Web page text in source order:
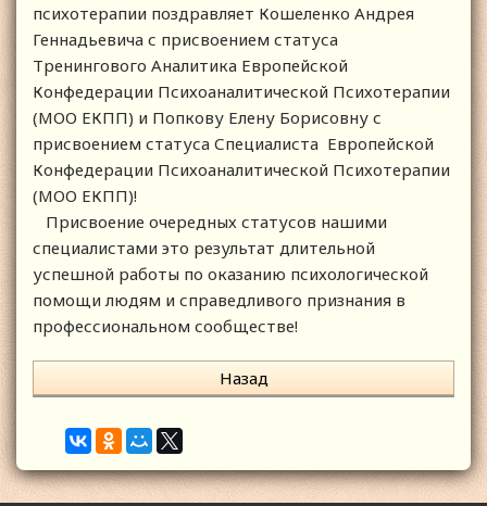
психотерапии поздравляет Кошеленко Андрея
Геннадьевича с присвоением статуса
Тренингового Аналитика Европейской
Конфедерации Психоаналитической Психотерапии
(МОО ЕКПП) и Попкову Елену Борисовну с
присвоением статуса Специалиста Европейской
Конфедерации Психоаналитической Психотерапии
(МОО ЕКПП)!
Присвоение очередных статусов нашими
специалистами это результат длительной
успешной работы по оказанию психологической
помощи людям и справедливого признания в
профессиональном сообществе!
Назад